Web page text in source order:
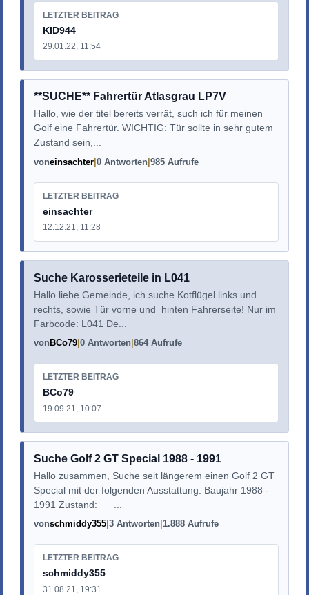
LETZTER BEITRAG
KID944
29.01.22, 11:54
**SUCHE** Fahrertür Atlasgrau LP7V
Hallo, wie der titel bereits verrät, such ich für meinen
Golf eine Fahrertür. WICHTIG: Tür sollte in sehr gutem
Zustand sein,...
voneinsachter 0 Antworten 985 Aufrufe
LETZTER BEITRAG
einsachter
12.12.21, 11:28
Suche Karosserieteile in L041
Hallo liebe Gemeinde, ich suche Kotflügel links und
rechts, sowie Tür vorne und hinten Fahrerseite! Nur im
Farbcode: L041 De...
von BCo79 0 Antworten 864 Aufrufe
LETZTER BEITRAG
BCo79
19.09.21, 10:07
Suche Golf 2 GT Special 1988 - 1991
Hallo zusammen, Suche seit längerem einen Golf 2 GT
Special mit der folgenden Ausstattung: Baujahr 1988 -
1991 Zustand: ...
vonschmiddy355 3 Antworten 1.888 Aufrufe
LETZTER BEITRAG
schmiddy355
31.08.21, 19:31